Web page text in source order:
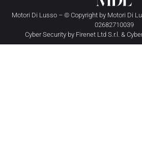
Motori Di Lusso – © Copyright by Motori Di
02682710039
Cyber Security by Firenet Ltd S.r.l. &